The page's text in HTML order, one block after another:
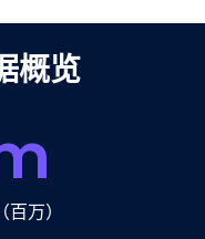
概览
万）